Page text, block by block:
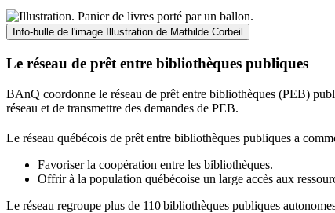
Info-bulle de l'image Illustration de Mathilde Corbeil
Le réseau de prêt entre bibliothèques publiques
BAnQ coordonne le réseau de prêt entre bibliothèques (PEB)
réseau et de transmettre des demandes de PEB.
Le réseau québécois de prêt entre bibliothèques publiques a
Favoriser la coopération entre les bibliothèques.
Offrir à la population québécoise un large accès aux
Le réseau regroupe plus de 110bibliothèques publiques